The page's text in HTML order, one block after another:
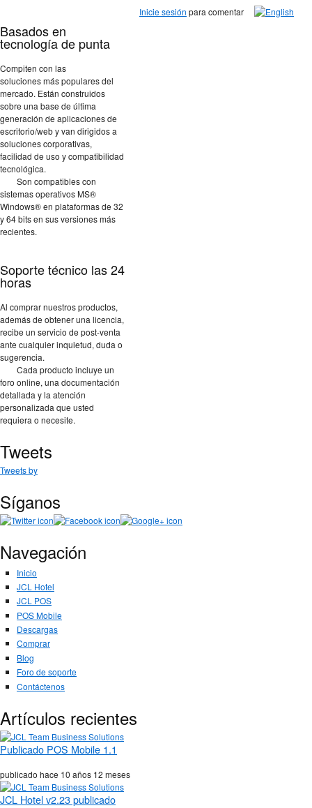
Basados en
tecnología de punta
Compiten con las
soluciones más populares del
mercado. Están construidos
sobre una base de última
generación de aplicaciones de
escritorio/web y van dirigidos a
soluciones corporativas,
facilidad de uso y compatibilidad
tecnológica.
Son compatibles con
sistemas operativos MS®
Windows® en plataformas de 32
y 64 bits en sus versiones más
recientes.
Soporte técnico las 24
horas
Al comprar nuestros productos,
además de obtener una licencia,
recibe un servicio de post-venta
ante cualquier inquietud, duda o
sugerencia.
Cada producto incluye un
foro online, una documentación
detallada y la atención
personalizada que usted
requiera o necesite.
Inicie sesión para comentar
Tweets
Tweets by
Síganos
Navegación
Inicio
JCL Hotel
JCL POS
POS Mobile
Descargas
Comprar
Blog
Foro de soporte
Contáctenos
Artículos recientes
Publicado POS Mobile 1.1
publicado hace 10 años 12 meses
JCL Hotel v2.23 publicado